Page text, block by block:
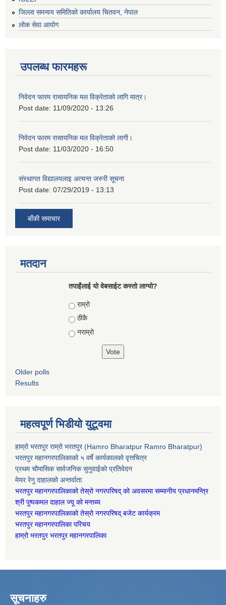
जिल्ला समन्वय समितिको कार्यालय चितवन, नेपाल
लोक सेवा आयोग
उपलब्ध फारमहरू
निवेदन फारम रासायनिक मल विक्रेताको लागि मात्र।
Post date: 11/09/2020 - 13:26
निवेदन फारम रासायनिक मल विक्रेताको लागी।
Post date: 11/03/2020 - 16:50
संस्थागत विद्यालयलाइ अत्यन्त जरुरी सूचना
Post date: 07/29/2019 - 13:13
बाँकी समाचार
मतदान
तपाईंलाई यो वेबसाईट कस्तो लाग्यो?
Choices
राम्रो
ठीकै
नराम्रो
Older polls
Results
महत्वपूर्ण भिडीयो युटूवमा
हाम्रो भरतपुर राम्रो भरतपुर (Hamro Bharatpur Ramro Bharatpur)
भरतपुर महानगरपालिकाको ५ वर्षे कार्यकालको वृत्तचित्र
प्रथम चौमासिक सार्वजनिक सुनुवाईको प्रतिवेदन
मेयर रेनु दाहालको अन्तर्वाता
भरतपुर महानगरपालिकाको तेस्रो नगरपरिषद् को अवसरमा सम्मानीय प्रधानमन्त्रि
श्री पुष्पकमल दाहाल ज्यू को मन्तब्य
भरतपुर महानगरपालिकाको तेस्रो नगरपरिषद् बजेट कार्यक्रम
भरतपुर महानगरपालिका परिचय
हाम्रो भरतपुर भरतपुर महानगरपालिका
सूचनाहरु